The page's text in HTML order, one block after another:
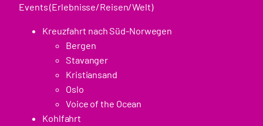
Events (Erlebnisse/Reisen/Welt)
Kreuzfahrt nach Süd-Norwegen
Bergen
Stavanger
Kristiansand
Oslo
Voice of the Ocean
Kohlfahrt